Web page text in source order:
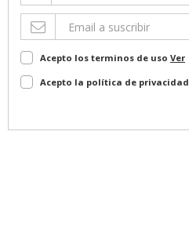
Acepto los terminos de uso Ver
Acepto la política de privacidad